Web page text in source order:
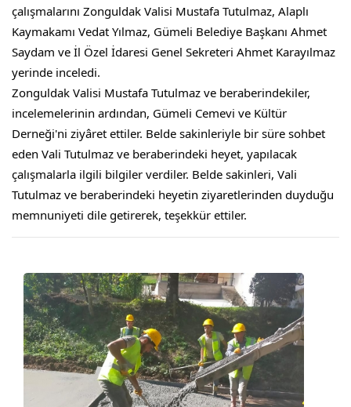
çalışmalarını Zonguldak Valisi Mustafa Tutulmaz, Alaplı
Kaymakamı Vedat Yılmaz, Gümeli Belediye Başkanı Ahmet
Saydam ve İl Özel İdaresi Genel Sekreteri Ahmet Karayılmaz
yerinde inceledi.
Zonguldak Valisi Mustafa Tutulmaz ve beraberindekiler,
incelemelerinin ardından, Gümeli Cemevi ve Kültür
Derneği'ni ziyâret ettiler. Belde sakinleriyle bir süre sohbet
eden Vali Tutulmaz ve beraberindeki heyet, yapılacak
çalışmalarla ilgili bilgiler verdiler. Belde sakinleri, Vali
Tutulmaz ve beraberindeki heyetin ziyaretlerinden duyduğu
memnuniyeti dile getirerek, teşekkür ettiler.